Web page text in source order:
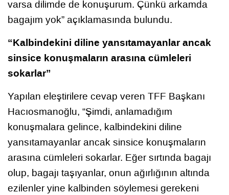
varsa dilimde de konuşurum. Çünkü arkamda
bagajım yok” açıklamasında bulundu.
“Kalbindekini diline yansıtamayanlar ancak
sinsice konuşmaların arasına cümleleri
sokarlar”
Yapılan eleştirilere cevap veren TFF Başkanı
Hacıosmanoğlu, “Şimdi, anlamadığım
konuşmalara gelince, kalbindekini diline
yansıtamayanlar ancak sinsice konuşmaların
arasına cümleleri sokarlar. Eğer sırtında bagajı
olup, bagajı taşıyanlar, onun ağırlığının altında
ezilenler yine kalbinden söylemesi gerekeni